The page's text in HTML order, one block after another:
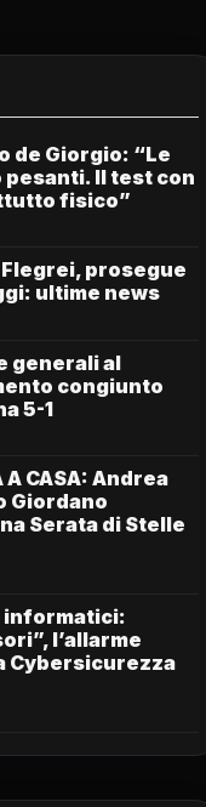
de Giorgio: “Le
pesanti. Il test con
fisico”
prosegue
ultime news
generali al
congiunto
5-1
A CASA: Andrea
Giordano
Serata di Stelle
informatici:
l’allarme
Cybersicurezza